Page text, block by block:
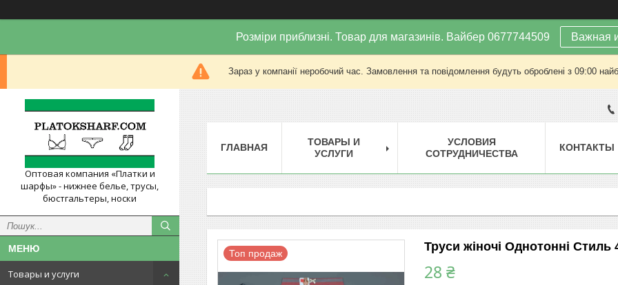
Розміри приблизні. Товар для магазинів. Вайбер 0677744509 Важная
Зараз у компанії неробочий час. Замовлення та повідомлення будуть оброблені з 09:00
Оптовая компания «Платки и
шарфы» - нижнее белье, трусы,
бюстгальтеры, носки
Товары и услуги
ГЛАВНАЯ
ТОВАРЫ И
УСЛУГИ
УСЛОВИЯ
СОТРУДНИЧЕСТВА
КОНТАКТЫ
Топ продаж Труси жіночі Однотонні Стиль
28 ₴